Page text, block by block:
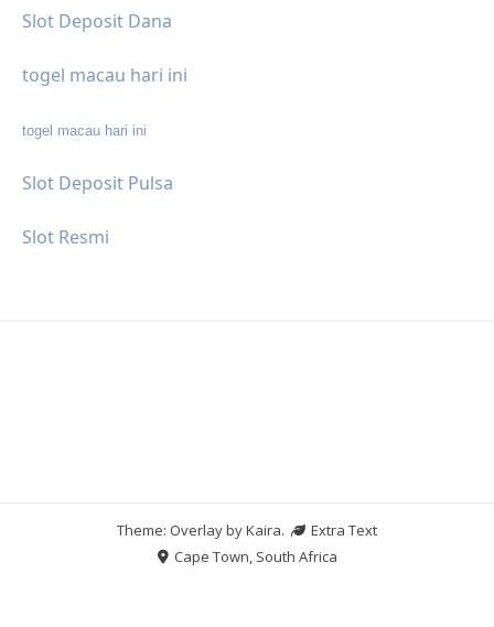
Slot Deposit Dana
togel macau hari ini
togel macau hari ini
Slot Deposit Pulsa
Slot Resmi
Theme: Overlay byKaira.
Extra Text
Cape Town, South Africa